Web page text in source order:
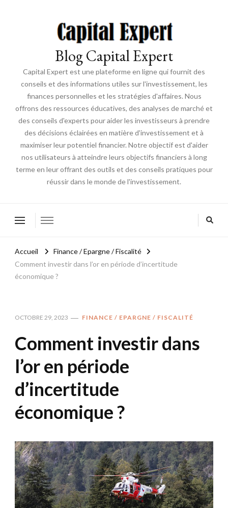
Blog Capital Expert
Capital Expert est une plateforme en ligne qui fournit des
conseils et des informations utiles sur l'investissement, les
finances personnelles et les stratégies d'affaires. Nous
offrons des ressources éducatives, des analyses de marché et
des conseils d'experts pour aider les investisseurs à prendre
des décisions éclairées en matière d'investissement et à
maximiser leur potentiel financier. Notre objectif est d'aider
nos utilisateurs à atteindre leurs objectifs financiers à long
terme en leur offrant des outils et des conseils pratiques pour
réussir dans le monde de l'investissement.
Accueil
Finance / Epargne / Fiscalité
Comment investir dans l’or en période d’incertitude
économique ?
OCTOBRE 29, 2023 FINANCE / EPARGNE / FISCALITÉ
Comment investir dans
l’or en période
d’incertitude
économique ?